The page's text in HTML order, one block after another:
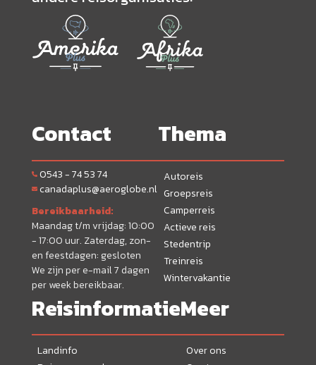
Contact
0543 - 74 53 74
canadaplus@aeroglobe.nl
Bereikbaarheid:
Maandag t/m vrijdag: 10:00
- 17:00 uur. Zaterdag, zon-
en feestdagen: gesloten
We zijn per e-mail 7 dagen
per week bereikbaar.
Thema
Autoreis
Groepsreis
Camperreis
Actieve reis
Stedentrip
Treinreis
Wintervakantie
Reisinformatie
Landinfo
Meer
Over ons